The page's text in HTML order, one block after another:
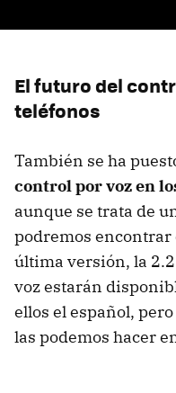
El futuro del
teléfonos
También se ha
control por voz en
aunque se trata de
podremos encontrar
última versión, la
voz estarán
ellos el español,
las podemos hacer